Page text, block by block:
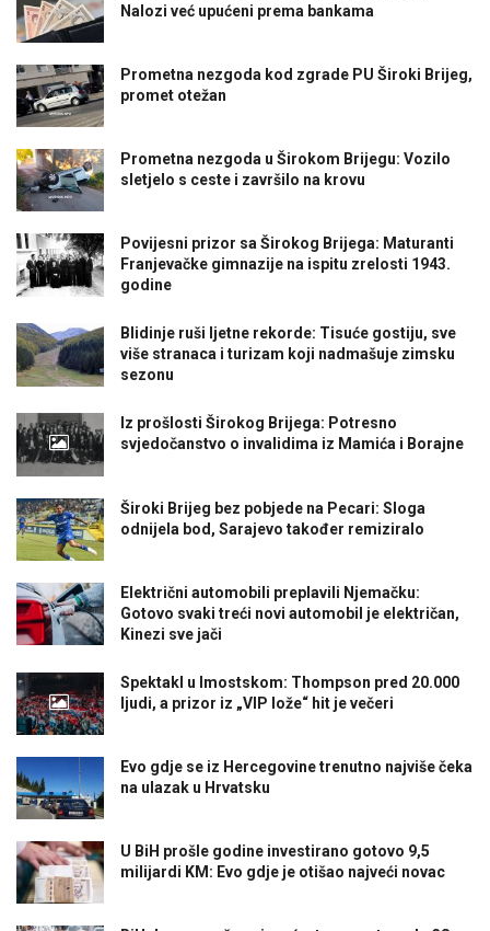
Nalozi već upućeni prema bankama
Prometna nezgoda kod zgrade PU Široki Brijeg,
promet otežan
Prometna nezgoda u Širokom Brijegu: Vozilo
sletjelo s ceste i završilo na krovu
Povijesni prizor sa Širokog Brijega: Maturanti
Franjevačke gimnazije na ispitu zrelosti 1943.
godine
Blidinje ruši ljetne rekorde: Tisuće gostiju, sve
više stranaca i turizam koji nadmašuje zimsku
sezonu
Iz prošlosti Širokog Brijega: Potresno
svjedočanstvo o invalidima iz Mamića i Borajne
Široki Brijeg bez pobjede na Pecari: Sloga
odnijela bod, Sarajevo također remiziralo
Električni automobili preplavili Njemačku:
Gotovo svaki treći novi automobil je električan,
Kinezi sve jači
Spektakl u Imostskom: Thompson pred 20.000
ljudi, a prizor iz „VIP lože“ hit je večeri
Evo gdje se iz Hercegovine trenutno najviše čeka
na ulazak u Hrvatsku
U BiH prošle godine investirano gotovo 9,5
milijardi KM: Evo gdje je otišao najveći novac